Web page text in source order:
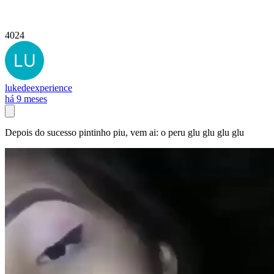
4024
lukedeexperience
há 9 meses
Depois do sucesso pintinho piu, vem ai: o peru glu glu glu glu